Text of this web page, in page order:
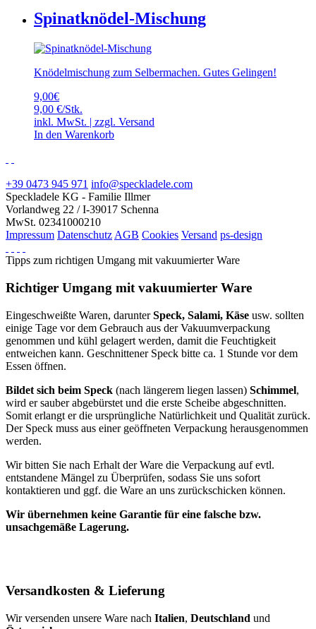
Spinatknödel-Mischung
Knödelmischung zum Selbermachen. Gutes Gelingen!
9,00€
9,00 €/Stk.
inkl. MwSt. | zzgl. Versand
In den Warenkorb
+39 0473 945 971 info@speckladele.com
Speckladele KG - Familie Illmer
Vorlandweg 22 / I-39017 Schenna
MwSt. 02341000210
Impressum Datenschutz AGB Cookies Versand ps-design
Tipps zum richtigen Umgang mit vakuumierter Ware
Richtiger Umgang mit vakuumierter Ware
Eingeschweißte Waren, darunterSpeck, Salami, Käse usw. sollten
einige Tage vor dem Gebrauch aus der Vakuumverpackung
genommen und kühl gelagert werden, damit die Feuchtigkeit
entweichen kann. Geschnittener Speck bitte ca. 1 Stunde vor dem
Essen öffnen.
Bildet sich beim Speck (nach längerem liegen lassen) Schimmel,
wird er sauber abgebürstet und die erste Scheibe abgeschnitten.
Somit erlangt er die ursprüngliche Natürlichkeit und Qualität zurück.
Der Speck muss aus einer geöffneten Verpackung herausgenommen
werden.
Wir bitten Sie nach Erhalt der Ware die Verpackung auf evtl.
entstandene Mängel zu Überprüfen, sodass Sie uns sofort
kontaktieren und ggf. die Ware an uns zurückschicken können.
Wir übernehmen keine Garantie für eine falsche bzw.
unsachgemäße Lagerung.
Versandkosten & Lieferung
Wir versenden unsere Ware nach Italien, Deutschland und